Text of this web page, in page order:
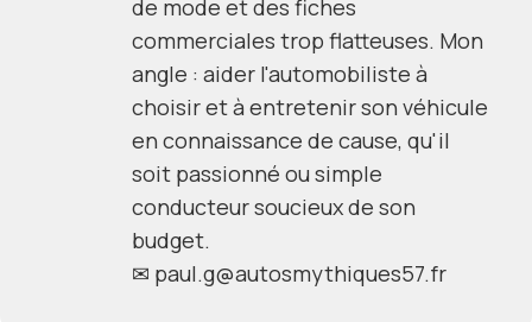
de mode et des fiches
commerciales trop flatteuses. Mon
angle : aider l'automobiliste à
choisir et à entretenir son véhicule
en connaissance de cause, qu'il
soit passionné ou simple
conducteur soucieux de son
budget.
✉ paul.g@autosmythiques57.fr